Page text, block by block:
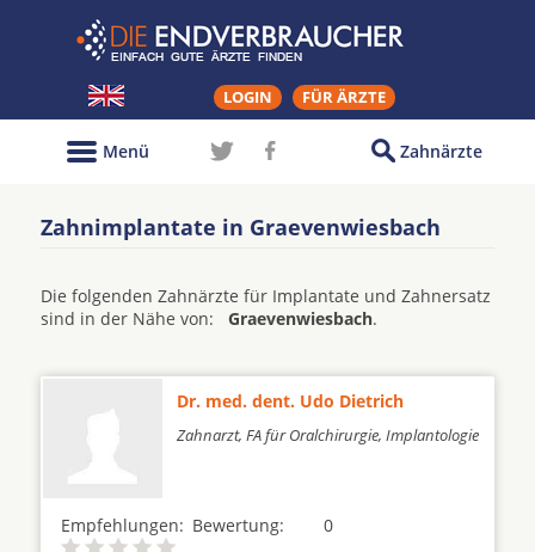
LOGIN FÜR ÄRZTE
Zahnärzte
Menü
Zahnimplantate in Graevenwiesbach
Die folgenden Zahnärzte für Implantate und Zahnersatz
sind in der Nähe von: Graevenwiesbach.
Dr. med. dent. Udo Dietrich
Zahnarzt, FA für Oralchirurgie, Implantologie
Empfehlungen: 0
Bewertung: